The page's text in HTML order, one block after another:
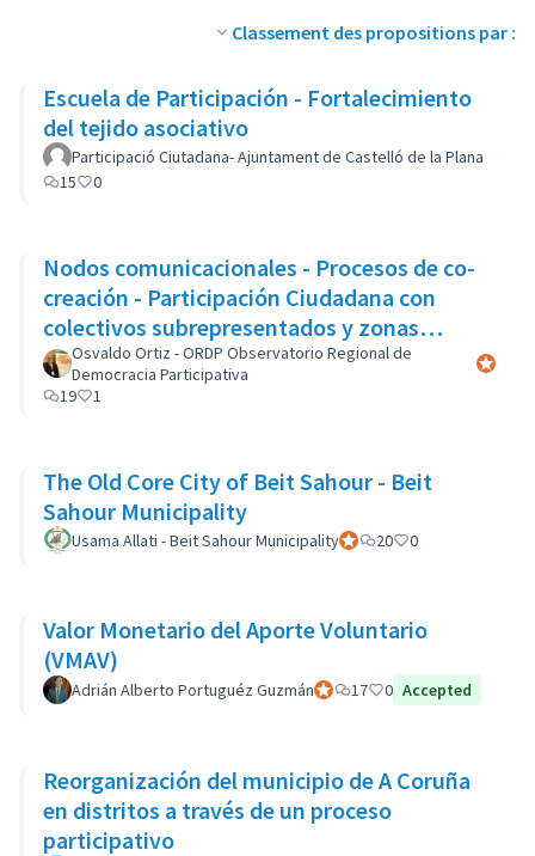
Classement des propositions par :
Escuela de Participación - Fortalecimiento
del tejido asociativo
Participació Ciutadana- Ajuntament de Castelló de la Plana
15
0
Nodos comunicacionales - Procesos de co-
creación - Participación Ciudadana con
colectivos subrepresentados y zonas
marginales
Osvaldo Ortiz - ORDP Observatorio Regional de
Democracia Participativa
19
1
The Old Core City of Beit Sahour - Beit
Sahour Municipality
Usama Allati - Beit Sahour MunicipalityParticipant officiel
20 0
Valor Monetario del Aporte Voluntario
(VMAV)
Adrián Alberto Portuguéz GuzmánParticipant officiel
17 0 Accepted
Reorganización del municipio de A Coruña
en distritos a través de un proceso
participativo